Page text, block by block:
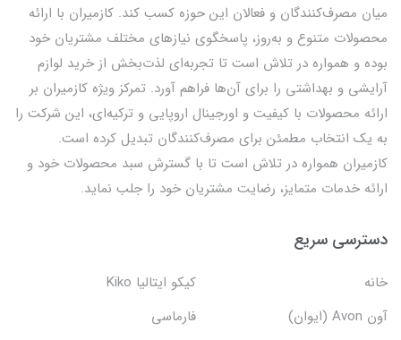
میان مصرف‌کنندگان و فعالان این حوزه کسب کند. کازمیران با ارائه
محصولات متنوع و به‌روز، پاسخگوی نیازهای مختلف مشتریان خود
بوده و همواره در تلاش است تا تجربه‌ای لذت‌بخش از خرید لوازم
آرایشی و بهداشتی را برای آن‌ها فراهم آورد. تمرکز ویژه کازمیران بر
ارائه محصولات با کیفیت و اورجینال اروپایی و ترکیه‌ای، این شرکت را
به یک انتخاب مطمئن برای مصرف‌کنندگان تبدیل کرده است.
کازمیران همواره در تلاش است تا با گسترش سبد محصولات خود و
ارائه خدمات متمایز، رضایت مشتریان خود را جلب نماید.
دسترسی سریع
خانه
کیکو ایتالیا Kiko
آون Avon (ایوان)
فارماسی